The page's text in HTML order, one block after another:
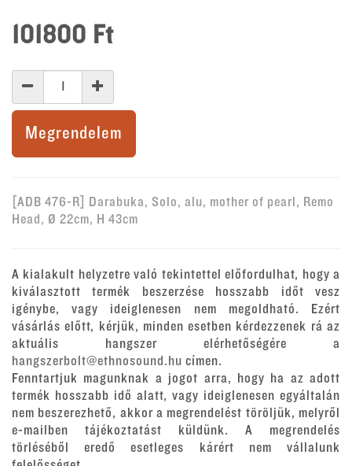
101800 Ft
Megrendelem
[ADB 476-R] Darabuka, Solo, alu, mother of pearl, Remo
Head, Ø 22cm, H 43cm
A kialakult helyzetre való tekintettel előfordulhat, hogy a
kiválasztott termék beszerzése hosszabb időt vesz
igénybe, vagy ideiglenesen nem megoldható. Ezért
vásárlás előtt, kérjük, minden esetben kérdezzenek rá az
aktuális hangszer elérhetőségére a
hangszerbolt@ethnosound.hu címen.
Fenntartjuk magunknak a jogot arra, hogy ha az adott
termék hosszabb idő alatt, vagy ideiglenesen egyáltalán
nem beszerezhető, akkor a megrendelést töröljük, melyről
e-mailben tájékoztatást küldünk. A megrendelés
törléséből eredő esetleges kárért nem vállalunk